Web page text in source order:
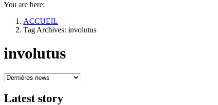
You are here:
ACCUEIL
Tag Archives: involutus
involutus
Latest story